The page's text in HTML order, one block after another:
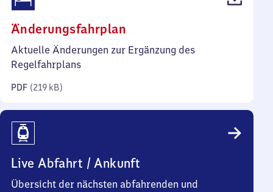
Änderungsfahrplan
219
Aktuelle Änderungen zur Ergänzung des
Regelfahrplans
PDF (219 kB)
Live Abfahrt / Ankunft
Übersicht der nächsten abfahrenden und